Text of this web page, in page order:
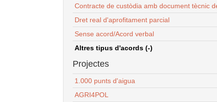
Contracte de custòdia amb document tècnic
Dret real d'aprofitament parcial
Sense acord/Acord verbal
Altres tipus d'acords (-)
Projectes
1.000 punts d'aigua
AGRI4POL